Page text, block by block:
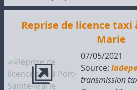
Reprise de licence taxi
Marie
07/05/2021
Source:
transmission